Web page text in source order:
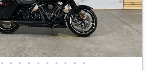
• • • • • • • • • •